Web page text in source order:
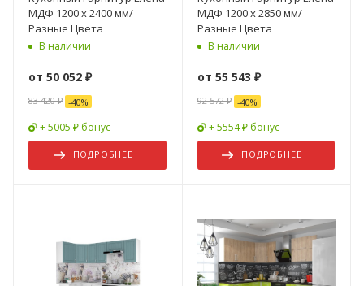
МДФ 1200 х 2400 мм/
Разные Цвета
В наличии
от 50 052 ₽
83 420 ₽ -40%
+ 5005 ₽ бонус
ПОДРОБНЕЕ
МДФ 1200 х 2850 мм/
Разные Цвета
В наличии
от 55 543 ₽
92 572 ₽ -40%
+ 5554 ₽ бонус
ПОДРОБНЕЕ